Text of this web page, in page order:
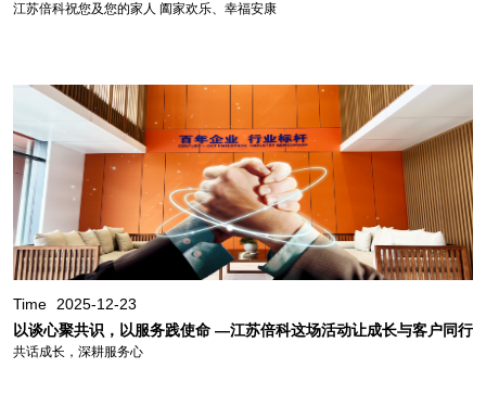
江苏倍科祝您及您的家人 阖家欢乐、幸福安康
Time
2025-12-23
以谈心聚共识，以服务践使命 —江苏倍科这场活动让成长与客户同行
共话成长，深耕服务心